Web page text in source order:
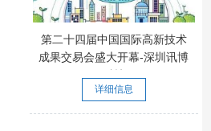
第二十四届中国国际高新技术
成果交易会盛大开幕-深圳讯博
详细信息